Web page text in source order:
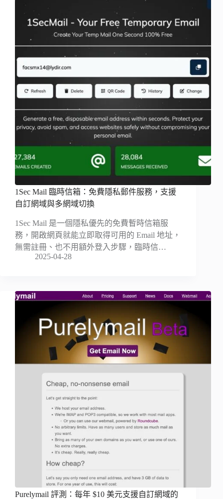
1Sec Mail 臨時信箱：免費隱私郵件服務，支援
自訂網域與多網域切換
1Sec Mail 是一個隱私優先的免費暫時信箱服
務，開啟網頁就能立即取得可用的 Email 地址，
無需註冊、也不用額外登入步驟，臨時信…
2025-04-28
Purelymail 評測：每年 $10 美元支援自訂網域的